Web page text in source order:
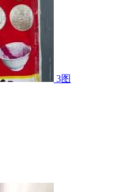
3图